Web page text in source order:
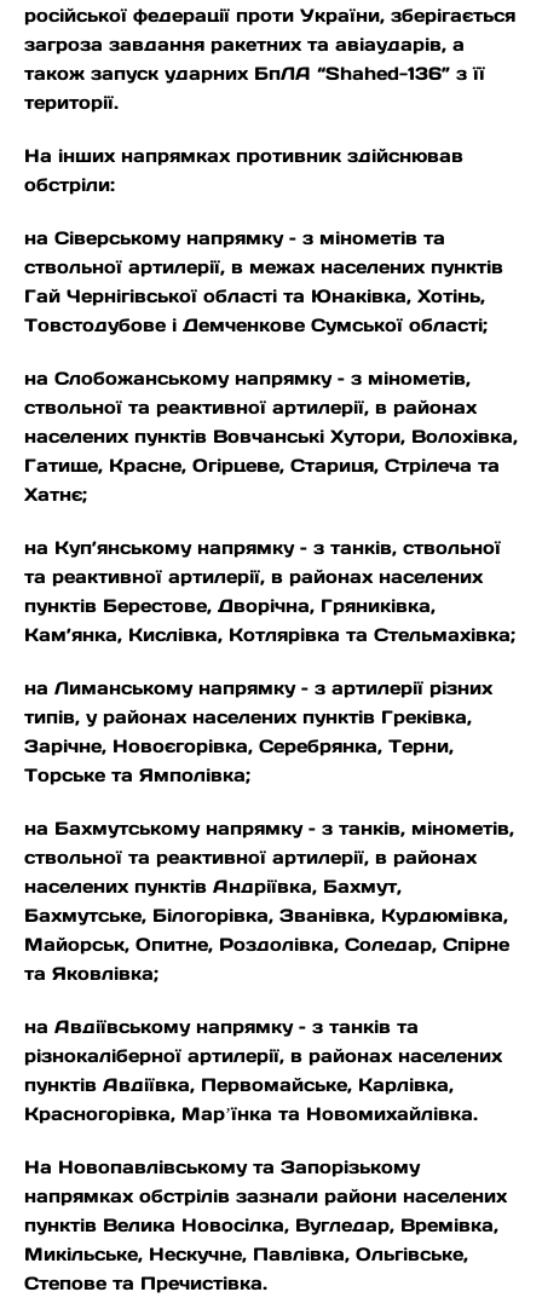
російської федерації проти України, зберігається
загроза завдання ракетних та авіаударів, а
також запуск ударних БпЛА “Shahed-136” з її
території.
На інших напрямках противник здійснював
обстріли:
на Сіверському напрямку – з мінометів та
ствольної артилерії, в межах населених пунктів
Гай Чернігівської області та Юнаківка, Хотінь,
Товстодубове і Демченкове Сумської області;
на Слобожанському напрямку – з мінометів,
ствольної та реактивної артилерії, в районах
населених пунктів Вовчанські Хутори, Волохівка,
Гатище, Красне, Огірцеве, Стариця, Стрілеча та
Хатнє;
на Куп’янському напрямку – з танків, ствольної
та реактивної артилерії, в районах населених
пунктів Берестове, Дворічна, Гряниківка,
Кам’янка, Кислівка, Котлярівка та Стельмахівка;
на Лиманському напрямку – з артилерії різних
типів, у районах населених пунктів Греківка,
Зарічне, Новоєгорівка, Серебрянка, Терни,
Торське та Ямполівка;
на Бахмутському напрямку – з танків, мінометів,
ствольної та реактивної артилерії, в районах
населених пунктів Андріївка, Бахмут,
Бахмутське, Білогорівка, Званівка, Курдюмівка,
Майорськ, Опитне, Роздолівка, Соледар, Спірне
та Яковлівка;
на Авдіївському напрямку – з танків та
різнокаліберної артилерії, в районах населених
пунктів Авдіївка, Первомайське, Карлівка,
Красногорівка, Марʼїнка та Новомихайлівка.
На Новопавлівському та Запорізькому
напрямках обстрілів зазнали райони населених
пунктів Велика Новосілка, Вугледар, Времівка,
Микільське, Нескучне, Павлівка, Ольгівське,
Степове та Пречистівка.